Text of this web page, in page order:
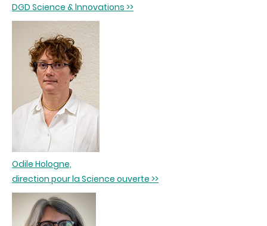
DGD Science & lnnovations >>
Odile Hologne,
direction pour la Science ouverte >>